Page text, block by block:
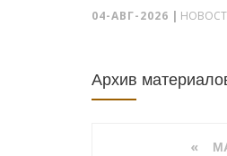
04-АВГ-2026 |
Архив
«